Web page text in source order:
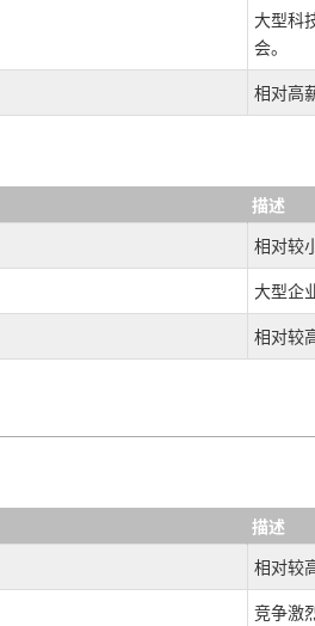
大型科
会。
相对高
描述
相对较
大型企
相对较
描述
相对较
竞争激